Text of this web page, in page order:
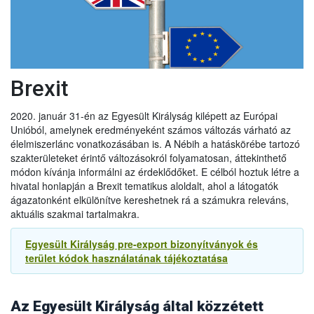
Brexit
2020. január 31-én az Egyesült Királyság kilépett az Európai
Unióból, amelynek eredményeként számos változás várható az
élelmiszerlánc vonatkozásában is. A Nébih a hatáskörébe tartozó
szakterületeket érintő változásokról folyamatosan, áttekinthető
módon kívánja informálni az érdeklődőket. E célból hoztuk létre a
hivatal honlapján a Brexit tematikus aloldalt, ahol a látogatók
ágazatonként elkülönítve kereshetnek rá a számukra releváns,
aktuális szakmai tartalmakra.
Egyesült Királyság pre-export bizonyítványok és
terület kódok használatának tájékoztatása
Az Egyesült Királyság által közzétett
árucikkeket az EU-ból Nagy-Britanniába 2022. június 30-ig:
● hűtött és fagyasztott darált baromfihús, és
● hűtött húskészítmények
Ez lehetővé teszi, hogy 2022. június 30-ig folytatódjon az
említett termékek kereskedelme az EU-ból.
2021.09.14
Újabb UK halasztás a növény és állategészsgügyi
ellenőrzésben
Az Egyesült Királyság kormánya úgy döntött, hogy tovább
halasztja az új ellenőrzések egyes elemeit, különösen az
egészségügyi és növény-egészségügyi árukkal
kapcsolatosakat. Ennek megfelelően:
- Az agrár-élelmiszeripari termékek behozatalának előzetes
bejelentésére vonatkozó követelményt 2021. október 1-jével
szemben2022. január 1-jénvezetik be.
- Az export egészségügyi bizonyítványokra vonatkozó új
bevezetni, most2022. július 1-jénvezetik be.
2022.01.01
Exportőrök, áruszállítmányozók és logisztikai
mezőgazdasági és környezetügyi szakdiplomata tájékoztatása